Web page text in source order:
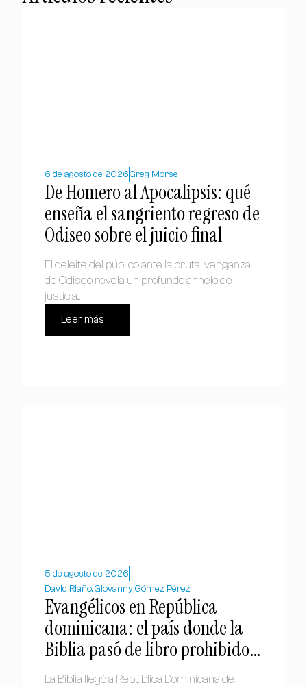
6 de agosto de 2026Greg Morse
De Homero al Apocalipsis: qué
enseña el sangriento regreso de
Odiseo sobre el juicio final
El deleite del público ante la brutal venganza
de Odiseo revela un profundo anhelo de
justicia....
Leer más
5 de agosto de 2026
David Riaño, Giovanny Gómez Pérez
Evangélicos en República
dominicana: el país donde la
Biblia pasó de libro prohibido a
símbolo nacional
La Biblia llegó a República Dominicana de